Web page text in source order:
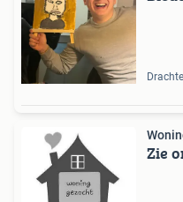
Zie